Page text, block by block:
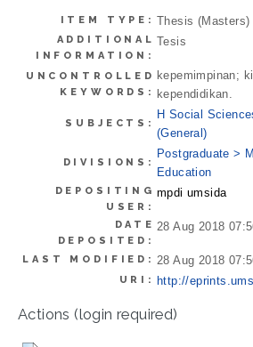
ITEM TYPE: Thesis (Masters)
ADDITIONAL
INFORMATION:
Tesis
UNCONTROLLED
KEYWORDS:
kepemimpinan;
kependidikan.
SUBJECTS:
H Social
(General)
DIVISIONS:
Postgraduate >
Education
DEPOSITING
USER:
mpdi umsida
DATE
DEPOSITED:
28 Aug 2018
LAST MODIFIED: 28 Aug 2018
URI: http://
Actions (login required)